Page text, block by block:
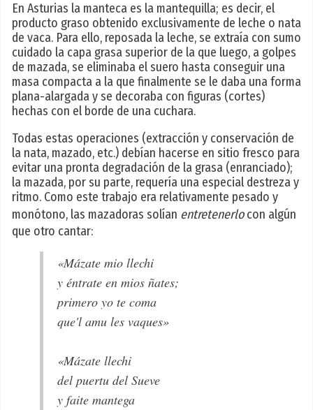
En Asturias la manteca es la mantequilla; es decir, el
producto graso obtenido exclusivamente de leche o nata
de vaca. Para ello, reposada la leche, se extraía con sumo
cuidado la capa grasa superior de la que luego, a golpes
de mazada, se eliminaba el suero hasta conseguir una
masa compacta a la que finalmente se le daba una forma
plana-alargada y se decoraba con figuras (cortes)
hechas con el borde de una cuchara.
Todas estas operaciones (extracción y conservación de
la nata, mazado, etc.) debían hacerse en sitio fresco para
evitar una pronta degradación de la grasa (enranciado);
la mazada, por su parte, requería una especial destreza y
ritmo. Como este trabajo era relativamente pesado y
monótono, las mazadoras solían entretenerlocon algún
que otro cantar:
«Mázate mio llechi
y éntrate en mios ñates;
primero yo te coma
que'l amu les vaques»
«Mázate llechi
del puertu del Sueve
y faite mantega